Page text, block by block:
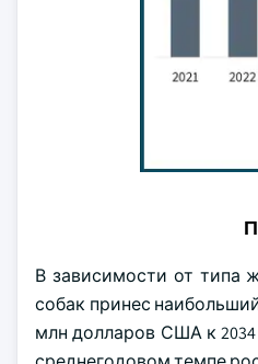
В зависимости от типа
собак принес
млн долларов США к 2034